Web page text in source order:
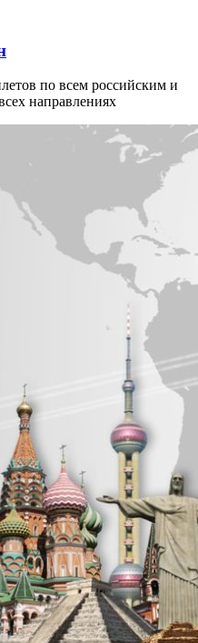
по всем российским и
направлениях